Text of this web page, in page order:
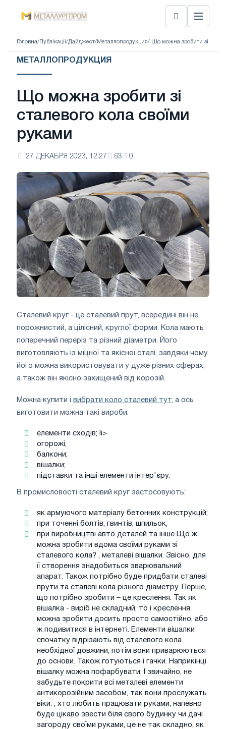
Головна/ Публікації/Дайджест/ Металлопродукция/ Що можна зробити зі
МЕТАЛЛОПРОДУКЦИЯ
Що можна зробити зі
сталевого кола своїми
руками
27 ДЕКАБРЯ 2023, 12:27 63 0
Сталевий круг - це сталевий прут, всередині він не
порожнистий, а цілісний, круглої форми. Кола мають
поперечний переріз та різний діаметри. Його
виготовляють із міцної та якісної сталі, завдяки чому
його можна використовувати у дуже різних сферах,
а також він якісно захищений від корозій.
Можна купити і вибрати коло сталевий тут , а ось
виготовити можна такі вироби:
елементи сходів; li>
огорожі;
балкони;
вішалки;
підставки та інші елементи інтер'єру.
В промисловості сталевий круг застосовують:
як армуючого матеріалу бетонних конструкцій;
при точенні болтів, гвинтів, шпильок;
при виробництві авто деталей та інше Що ж
можна зробити вдома своїми руками зі
сталевого кола? , металеві вішалки. Звісно, ​​для
її створення знадобиться зварювальний
апарат. Також потрібно буде придбати сталеві
прути та сталеві кола різного діаметру. Перше,
що потрібно зробити – це креслення. Так як
вішалка - виріб не складний, то і креслення
можна зробити досить просто самостійно, або
ж подивитися в інтернеті. Елементи вішалки
спочатку відрізають від сталевого кола
необхідної довжини, потім вони приварюються
до основи. Також готуються і гачки. Наприкінці
вішалку можна пофарбувати. І звичайно, не
забудьте покрити всі металеві елементи
антикорозійним засобом, так вони прослужать
віки. , хто любить працювати руками, напевно
буде цікаво звести біля свого будинку чи дачі
загороду своїми руками, це не так складно, як